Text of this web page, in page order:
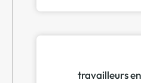
travailleurs